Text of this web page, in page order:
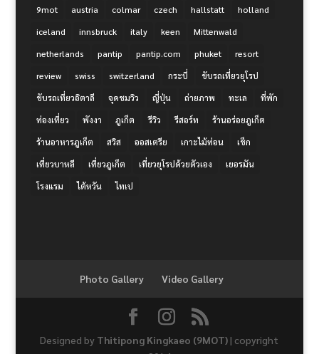
9mot austria colmar czech hallstatt
holland
iceland
innsbruck italy keen
Mittenwald
netherlands
pantip pantip.com phuket
resort
review
swiss switzerland กระบี่
ขับรถเที่ยวยุโรป
ขับรถเที่ยวอิตาลี
จุดชมวิว ญี่ปุ่น ถ่ายภาพ ทะเล
ที่พัก
ท่องเที่ยว
พังงา ภูเก็ต รีวิว รีสอร์ท
ร้านอร่อยภูเก็ต
ร้านอาหารภูเก็ต
สวิส ออสเตรีย เกาะไม้ท่อน
เช็ก
เที่ยวบาหลี
เที่ยวภูเก็ต เที่ยวยุโรปด้วยตัวเอง
เยอรมัน
โรงแรม
ไต้หวัน ไทเป
Photo Gallery Video Gallery
Designed by Thitipong Kingkaeo (9MOT) | copyright